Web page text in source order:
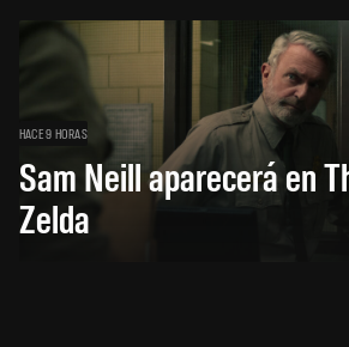
HACE 9 HORAS
Sam Neill aparecerá en
Zelda